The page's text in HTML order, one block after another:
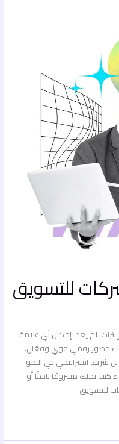
لم يعد بإمكان أي علامة
حضور رقمي قوي وفعّال.
شريك استراتيجي في النمو
كنت تملك مشروعًا ناشئًا أو
للتسويق